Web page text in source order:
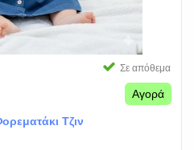
Σε απόθεμα
Αγορά
Τζιν